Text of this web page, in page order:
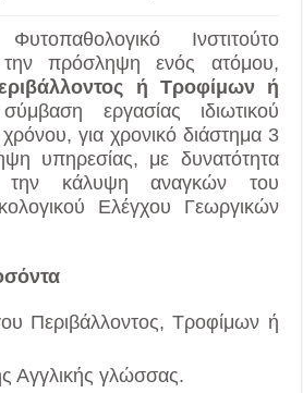
Ινστιτούτο
την πρόσληψη ενός ατόμου,
ή Τροφίμων ή
εργασίας ιδιωτικού
για χρονικό διάστημα 3
υπηρεσίας, με δυνατότητα
την κάλυψη αναγκών του
Ελέγχου Γεωργικών
Περιβάλλοντος, Τροφίμων ή
Αγγλικής γλώσσας.